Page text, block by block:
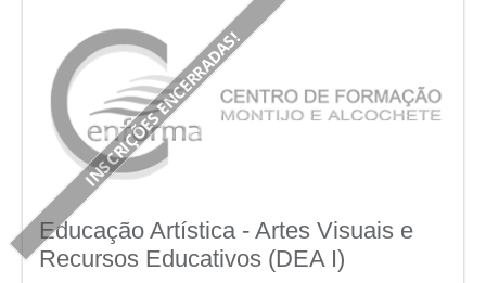
INSCRIÇÕES ENCERRADAS!
Educação Artística - Artes Visuais e
Recursos Educativos (DEA I)